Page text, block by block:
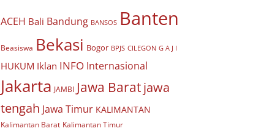
ACEH Bali Bandung BANSOS Banten
Beasiswa Bekasi Bogor BPJS CILEGON G A J I
HUKUM Iklan INFO Internasional
Jakarta JAMBI Jawa Baratjawa
tengah Jawa Timur KALIMANTAN
Kalimantan Barat Kalimantan Timur